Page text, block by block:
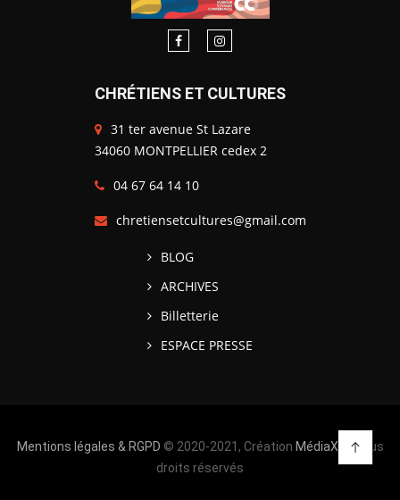
CHRÉTIENS ET CULTURES
31 ter avenue St Lazare
34060 MONTPELLIER cedex 2
04 67 64 14 10
chretiensetcultures@gmail.com
BLOG
ARCHIVES
Billetterie
ESPACE PRESSE
Mentions légales & RGPD © 2020-2021, Création MédiaXV
| Tous
droits réservés